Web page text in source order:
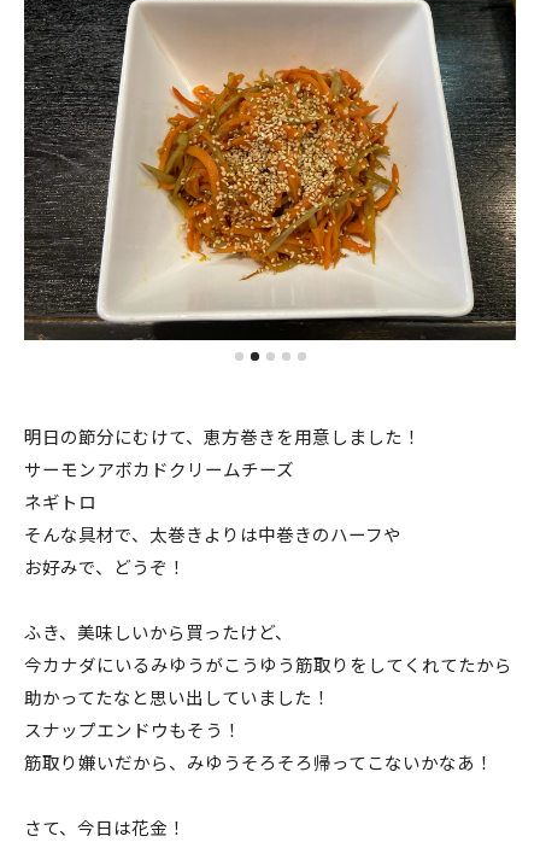
明日の節分にむけて、恵方巻きを用意しました！
サーモンアボカドクリームチーズ
ネギトロ
そんな具材で、太巻きよりは中巻きのハーフや
お好みで、どうぞ！
ふき、美味しいから買ったけど、
今カナダにいるみゆうがこうゆう筋取りをしてくれてたから
助かってたなと思い出していました！
スナップエンドウもそう！
筋取り嫌いだから、みゆうそろそろ帰ってこないかなあ！
さて、今日は花金！